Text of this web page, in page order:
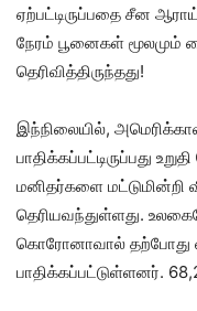
ஏற்பட்டிருப்பதை சீன
நேரம் பூனைகள் மூலமும்
தெரிவித்திருந்தது!
இந்நிலையில்,
பாதிக்கப்பட்டிருப்பது
மனிதர்களை மட்டுமின்றி
தெரியவந்துள்ளது.
கொரோனாவால் தற்போது
பாதிக்கப்பட்டுள்ளனர்.